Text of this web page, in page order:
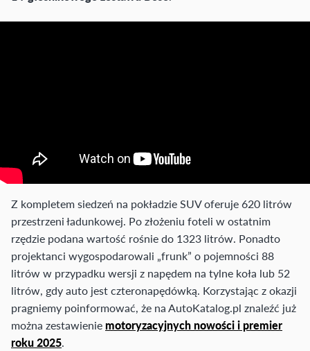
Z kompletem siedzeń na pokładzie SUV oferuje 620 litrów
przestrzeni ładunkowej. Po złożeniu foteli w ostatnim
rzędzie podana wartość rośnie do 1323 litrów. Ponadto
projektanci wygospodarowali „frunk” o pojemności 88
litrów w przypadku wersji z napędem na tylne koła lub 52
litrów, gdy auto jest czteronapędówką. Korzystając z okazji
pragniemy poinformować, że na AutoKatalog.pl znaleźć już
można zestawieniemotoryzacyjnych nowości i premier
roku 2025.